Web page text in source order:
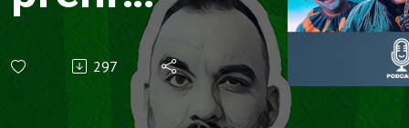
letných
hororov
297